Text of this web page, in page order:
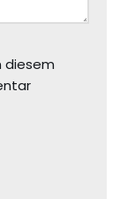
diesem